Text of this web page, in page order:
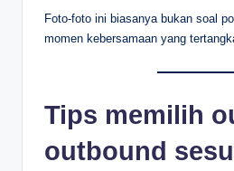
Foto-foto ini biasanya bukan soal
momen kebersamaan yang
Tips memilih
outbound